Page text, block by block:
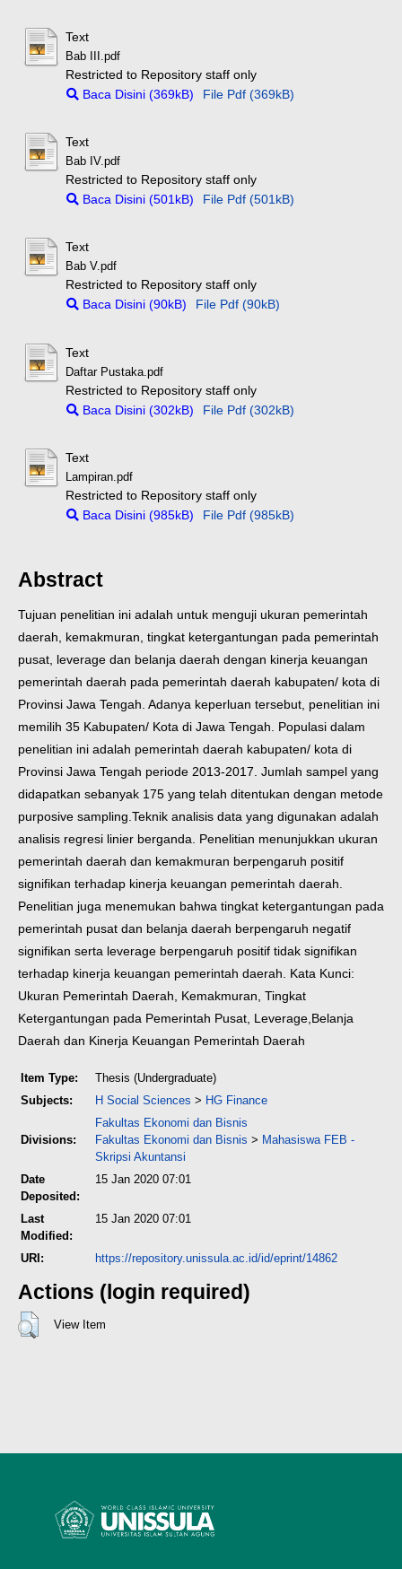
Text
Bab III.pdf
Restricted to Repository staff only
Baca Disini (369kB)
File Pdf (369kB)
Text
Bab IV.pdf
Restricted to Repository staff only
Baca Disini (501kB)
File Pdf (501kB)
Text
Bab V.pdf
Restricted to Repository staff only
Baca Disini (90kB)
File Pdf (90kB)
Text
Daftar Pustaka.pdf
Restricted to Repository staff only
Baca Disini (302kB)
File Pdf (302kB)
Text
Lampiran.pdf
Restricted to Repository staff only
Baca Disini (985kB)
File Pdf (985kB)
Abstract
Tujuan penelitian ini adalah untuk menguji ukuran pemerintah
daerah, kemakmuran, tingkat ketergantungan pada pemerintah
pusat, leverage dan belanja daerah dengan kinerja keuangan
pemerintah daerah pada pemerintah daerah kabupaten/ kota di
Provinsi Jawa Tengah. Adanya keperluan tersebut, penelitian ini
memilih 35 Kabupaten/ Kota di Jawa Tengah. Populasi dalam
penelitian ini adalah pemerintah daerah kabupaten/ kota di
Provinsi Jawa Tengah periode 2013-2017. Jumlah sampel yang
didapatkan sebanyak 175 yang telah ditentukan dengan metode
purposive sampling.Teknik analisis data yang digunakan adalah
analisis regresi linier berganda. Penelitian menunjukkan ukuran
pemerintah daerah dan kemakmuran berpengaruh positif
signifikan terhadap kinerja keuangan pemerintah daerah.
Penelitian juga menemukan bahwa tingkat ketergantungan pada
pemerintah pusat dan belanja daerah berpengaruh negatif
signifikan serta leverage berpengaruh positif tidak signifikan
terhadap kinerja keuangan pemerintah daerah.
Kata Kunci:
Ukuran Pemerintah Daerah, Kemakmuran, Tingkat
Ketergantungan pada Pemerintah Pusat, Leverage,Belanja
Daerah dan Kinerja Keuangan Pemerintah Daerah
Item Type:
Thesis (Undergraduate)
Subjects:
H Social Sciences > HG Finance
Divisions:
Fakultas Ekonomi dan Bisnis
Fakultas Ekonomi dan Bisnis > Mahasiswa FEB -
Skripsi Akuntansi
Date
Deposited:
15 Jan 2020 07:01
Last
Modified:
15 Jan 2020 07:01
URI: https://repository.unissula.ac.id/id/eprint/14862
Actions (login required)
View Item